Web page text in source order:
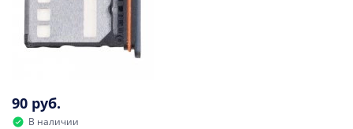
90 руб.
В наличии